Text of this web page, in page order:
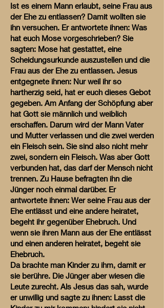
Ist es einem Mann erlaubt, seine Frau aus
der Ehe zu entlassen? Damit wollten sie
ihn versuchen. Er antwortete ihnen: Was
hat euch Mose vorgeschrieben? Sie
sagten: Mose hat gestattet, eine
Scheidungsurkunde auszustellen und die
Frau aus der Ehe zu entlassen. Jesus
entgegnete ihnen: Nur weil ihr so
hartherzig seid, hat er euch dieses Gebot
gegeben. Am Anfang der Schöpfung aber
hat Gott sie männlich und weiblich
erschaffen. Darum wird der Mann Vater
und Mutter verlassen und die zwei werden
ein Fleisch sein. Sie sind also nicht mehr
zwei, sondern ein Fleisch. Was aber Gott
verbunden hat, das darf der Mensch nicht
trennen. Zu Hause befragten ihn die
Jünger noch einmal darüber. Er
antwortete ihnen: Wer seine Frau aus der
Ehe entlässt und eine andere heiratet,
begeht ihr gegenüber Ehebruch. Und
wenn sie ihren Mann aus der Ehe entlässt
und einen anderen heiratet, begeht sie
Ehebruch.
Da brachte man Kinder zu ihm, damit er
sie berühre. Die Jünger aber wiesen die
Leute zurecht. Als Jesus das sah, wurde
er unwillig und sagte zu ihnen: Lasst die